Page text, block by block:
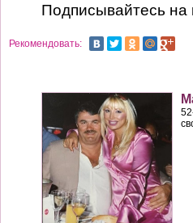
Подписывайтесь на
Рекомендовать: